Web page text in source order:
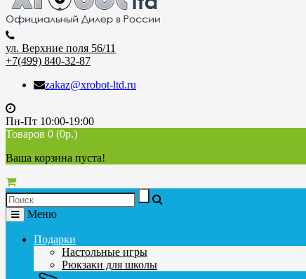
ул. Верхние поля 56/11
+7(499) 840-32-87
zakaz@xrobot-ltd.ru
Пн-Пт 10:00-19:00
Товаров 0 (0р.)
Ваша корзина пуста!
Меню
Подарки
Настольные игры
Рюкзаки для школы